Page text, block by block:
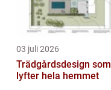
03 juli 2026
Trädgårdsdesign som
lyfter hela hemmet